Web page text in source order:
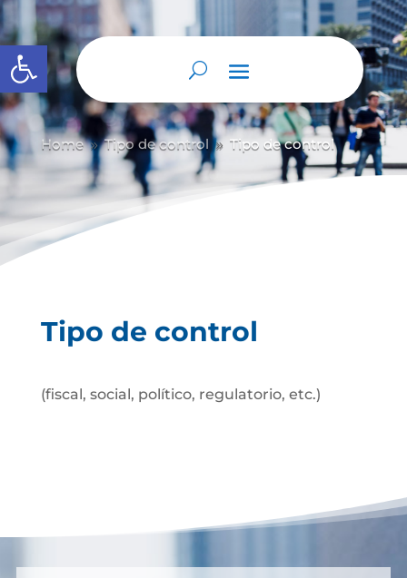
Abrir barra de herramientas
Home 9 Tipo de control 9 Tipo de control
Tipo de control
(fiscal, social, político, regulatorio, etc.)